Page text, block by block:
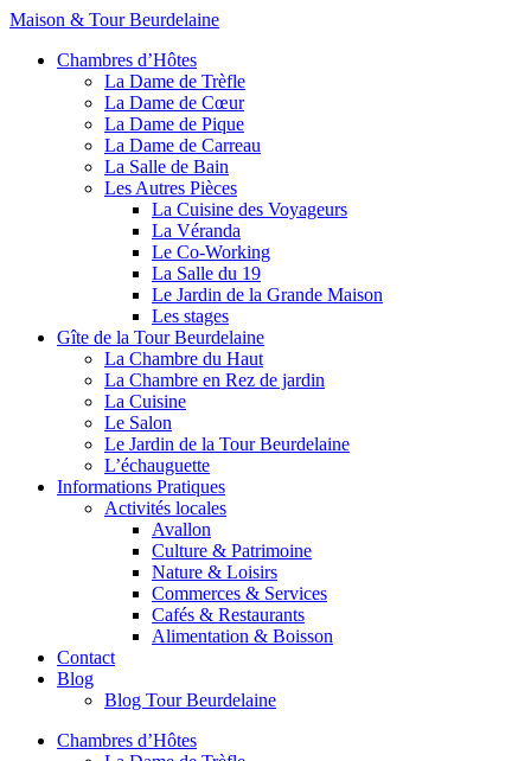
Maison & Tour Beurdelaine
Chambres d’Hôtes
La Dame de Trèfle
La Dame de Cœur
La Dame de Pique
La Dame de Carreau
La Salle de Bain
Les Autres Pièces
La Cuisine des Voyageurs
La Véranda
Le Co-Working
La Salle du 19
Le Jardin de la Grande Maison
Les stages
Gîte de la Tour Beurdelaine
La Chambre du Haut
La Chambre en Rez de jardin
La Cuisine
Le Salon
Le Jardin de la Tour Beurdelaine
L’échauguette
Informations Pratiques
Activités locales
Avallon
Culture & Patrimoine
Nature & Loisirs
Commerces & Services
Cafés & Restaurants
Alimentation & Boisson
Contact
Blog
Blog Tour Beurdelaine
Chambres d’Hôtes